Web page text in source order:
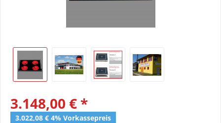
3.148,00 € *
3.022,08 € 4% Vorkassepreis